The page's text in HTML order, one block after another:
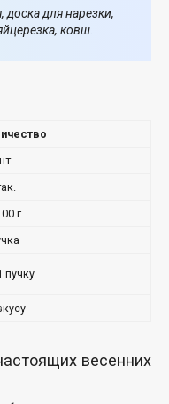
доска для нарезки,
ковш.
г
пучку
весенних